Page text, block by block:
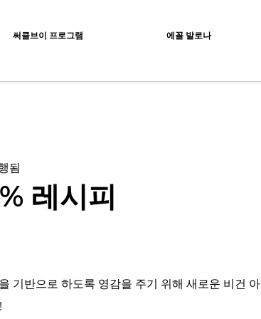
써클브이 프로그램 에꼴 발로나
됨
레시피
기반으로 하도록 영감을 주기 위해 새로운 비건 아